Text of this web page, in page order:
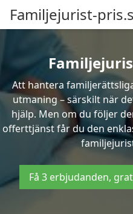
Familjejurist-
Att hantera
utmaning – särskilt när
hjälp. Men om du följer
offerttjänst får du den
Få 3 erbjudanden,